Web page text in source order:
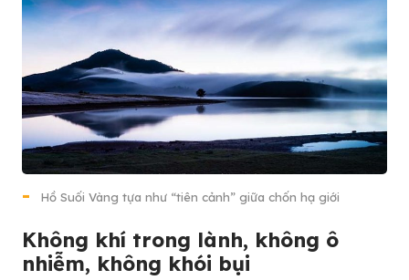
Hồ Suối Vàng tựa như “tiên cảnh” giữa chốn hạ giới
Không khí trong lành, không ô
nhiễm, không khói bụi